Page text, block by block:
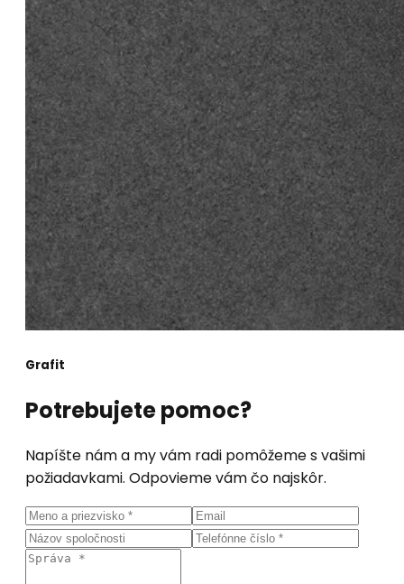
Grafit
Potrebujete pomoc?
Napíšte nám a my vám radi pomôžeme s vašimi
požiadavkami. Odpovieme vám čo najskôr.